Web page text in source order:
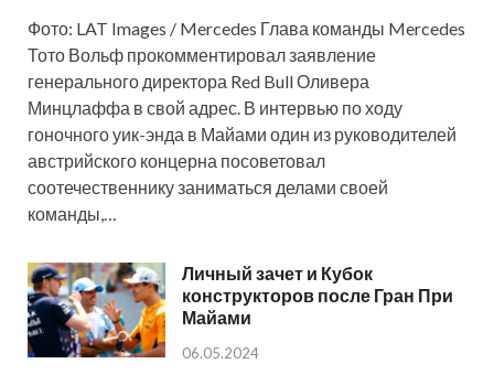
Фото: LAT Images / Mercedes Глава команды Mercedes
Тото Вольф прокомментировал заявление
генерального директора Red Bull Оливера
Минцлаффа в свой адрес. В интервью по ходу
гоночного уик-энда в Майами один из руководителей
австрийского концерна посоветовал
соотечественнику заниматься делами своей
команды,…
Личный зачет и Кубок
конструкторов после Гран При
Майами
06.05.2024